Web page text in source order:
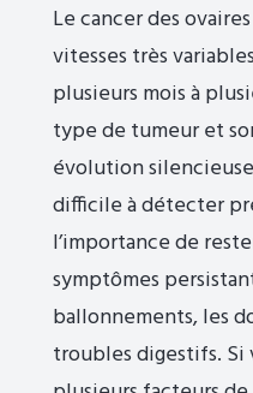
Le cancer des
vitesses très
plusieurs mois à
type de tumeur et
évolution
difficile à détecter
l’importance de
symptômes
ballonnements, les
troubles digestifs.